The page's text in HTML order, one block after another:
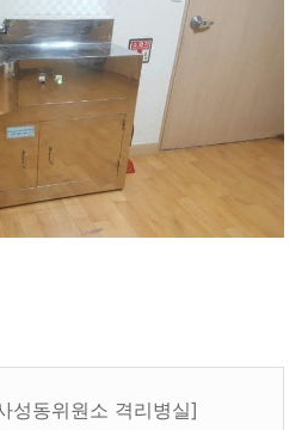
성동위원소 격리병실]